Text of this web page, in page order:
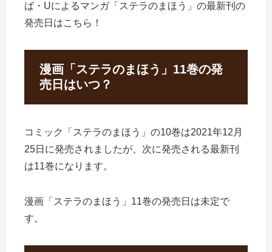
ば・Uによるマンガ「ステラのまほう」の最新刊の
発売日はこちら！
漫画「ステラのまほう」11巻の発
売日はいつ？
コミック「ステラのまほう」の10巻は2021年12月
25日に発売されましたが、次に発売される最新刊
は11巻になります。
漫画「ステラのまほう」11巻の発売日は未定で
す。